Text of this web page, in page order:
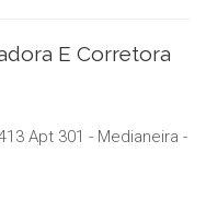
E Corretora
Apt 301 - Medianeira -